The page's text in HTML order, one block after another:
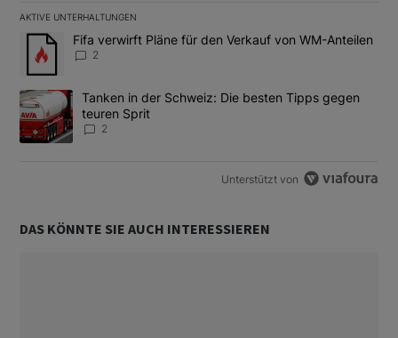
AKTIVE UNTERHALTUNGEN
Das Folgende ist eine Liste der am meisten kommentierten
Ein Trendartikel mit dem Titel "Fifa verwirft Pläne für den
Fifa verwirft Pläne für den Verkauf von WM-Anteilen
2
Ein Trendartikel mit dem Titel "Tanken in der Schweiz: Die
Tanken in der Schweiz: Die besten Tipps gegen
teuren Sprit
2
Unterstützt von
DAS KÖNNTE SIE AUCH INTERESSIEREN